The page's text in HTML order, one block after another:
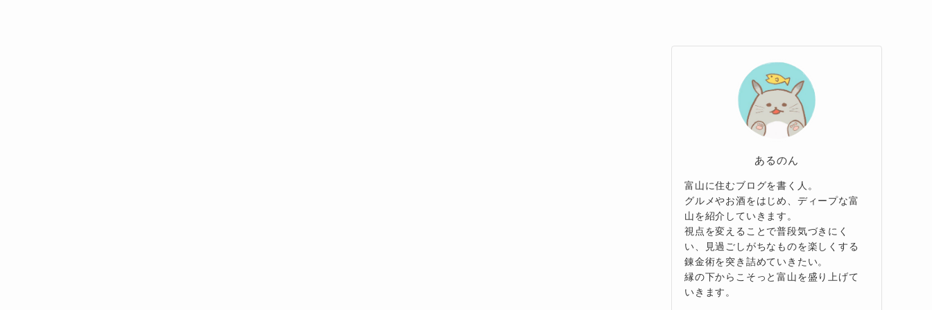
あるのん
富山に住むブログを書く人。
グルメやお酒をはじめ、ディープな富
山を紹介していきます。
視点を変えることで普段気づきにく
い、見過ごしがちなものを楽しくする
錬金術を突き詰めていきたい。
縁の下からこそっと富山を盛り上げて
いきます。